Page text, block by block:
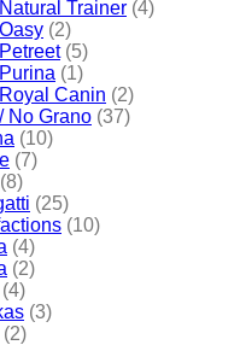
Natural Trainer (4)
Oasy (2)
Petreet (5)
Purina (1)
Royal Canin (2)
No Grano (37)
(10)
(7)
(8)
(25)
(10)
(4)
(2)
(4)
(3)
(2)